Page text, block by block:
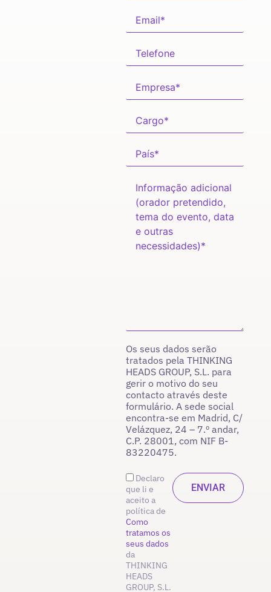
Os seus dados serão
tratados pela THINKING
HEADS GROUP, S.L. para
gerir o motivo do seu
contacto através deste
formulário. A sede social
encontra-se em Madrid, C/
Velázquez, 24 – 7.º andar,
C.P. 28001, com NIF B-
83220475.
Declaro
que li e
aceito a
política de
Como
tratamos os
seus dados
da
THINKING
HEADS
GROUP, S.L.